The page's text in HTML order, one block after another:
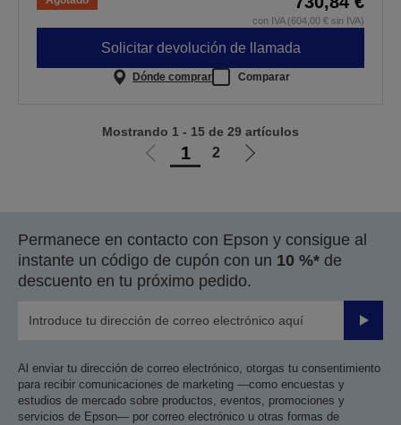
con IVA (604,00 € sin IVA)
Solicitar devolución de llamada
Dónde comprar Comparar
Ir
anterior
1 2
Ir
siguiente
Mostrando 1 - 15 de 29 artículos
Permanece en contacto con Epson y consigue al
instante un código de cupón con un 10 %* de
descuento en tu próximo pedido.
Enviar
Al enviar tu dirección de correo electrónico, otorgas tu consentimiento
para recibir comunicaciones de marketing —como encuestas y
estudios de mercado sobre productos, eventos, promociones y
servicios de Epson— por correo electrónico u otras formas de